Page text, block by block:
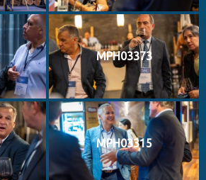
MPH03373
MPH03315